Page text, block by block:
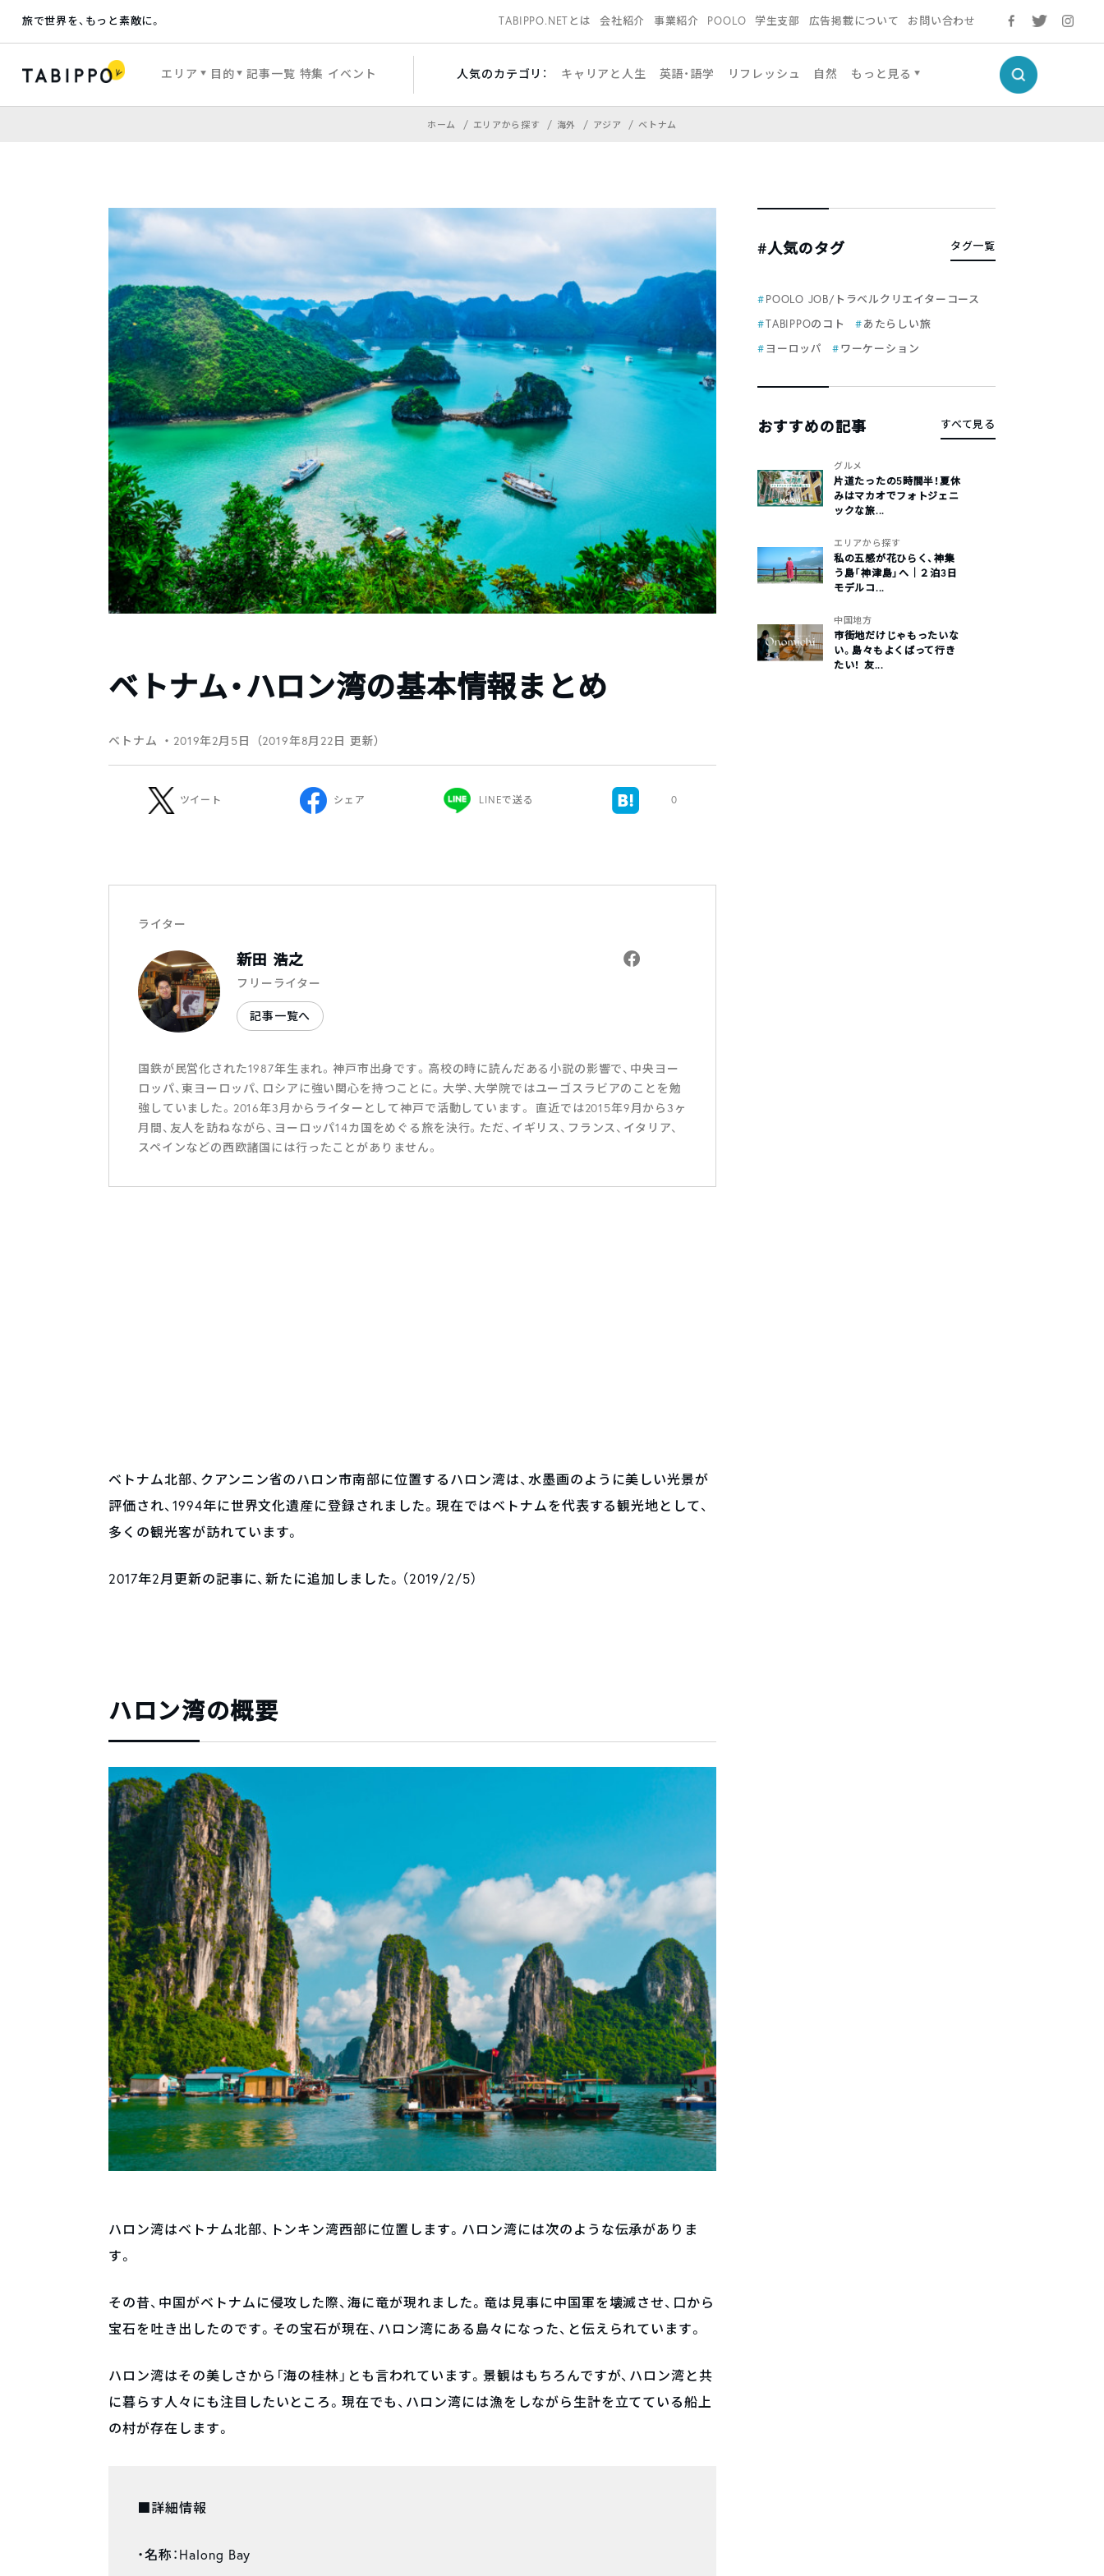
旅で世界を、もっと素敵に。 TABIPPO.NETとは 会社紹介 事業紹介 POOLO 学生支部 広告掲載について お問い合わせ
エリア 目的 記事一覧 特集 イベント 人気のカテゴリ： キャリアと人生 英語・語学 リフレッシュ 自然 もっと見る
ホーム エリアから探す 海外 アジア ベトナム
ベトナム・ハロン湾の基本情報まとめ
ベトナム ・2019年2月5日（2019年8月22日 更新）
ツイート シェア LINEで送る 0
ライター
新田 浩之
フリーライター
記事一覧へ
国鉄が民営化された1987年生まれ。神戸市出身です。高校の時に読んだある小説の影響で、中央ヨー
ロッパ、東ヨーロッパ、ロシアに強い関心を持つことに。大学、大学院ではユーゴスラビアのことを勉
強していました。2016年3月からライターとして神戸で活動しています。 直近では2015年9月から3ヶ
月間、友人を訪ねながら、ヨーロッパ14カ国をめぐる旅を決行。ただ、イギリス、フランス、イタリア、
スペインなどの西欧諸国には行ったことがありません。
ベトナム北部、クアンニン省のハロン市南部に位置するハロン湾は、水墨画のように美しい光景が
評価され、1994年に世界文化遺産に登録されました。現在ではベトナムを代表する観光地として、
多くの観光客が訪れています。
2017年2月更新の記事に、新たに追加しました。（2019/2/5）
ハロン湾の概要
ハロン湾はベトナム北部、トンキン湾西部に位置します。ハロン湾には次のような伝承がありま
す。
その昔、中国がベトナムに侵攻した際、海に竜が現れました。竜は見事に中国軍を壊滅させ、口から
宝石を吐き出したのです。その宝石が現在、ハロン湾にある島々になった、と伝えられています。
ハロン湾はその美しさから「海の桂林」とも言われています。景観はもちろんですが、ハロン湾と共
に暮らす人々にも注目したいところ。現在でも、ハロン湾には漁をしながら生計を立てている船上
の村が存在します。
■詳細情報
・名称：Halong Bay
#人気のタグ タグ一覧
POOLO JOB/トラベルクリエイターコース
TABIPPOのコト
あたらしい旅
ヨーロッパ
ワーケーション
おすすめの記事 すべて見る
グルメ
片道たったの5時間半！夏休
みはマカオでフォトジェニ
ックな旅...
エリアから探す
私の五感が花ひらく、神集
う島「神津島」へ｜２泊3日
モデルコ...
中国地方
市街地だけじゃもったいな
い。島々もよくばって行き
たい！ 友...